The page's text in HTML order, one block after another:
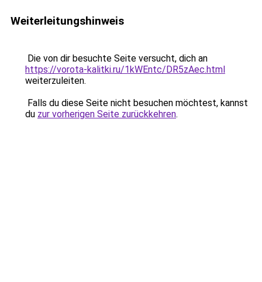
Weiterleitungshinweis
Die von dir besuchte Seite versucht, dich an
https://vorota-kalitki.ru/1kWEntc/DR5zAec.html
weiterzuleiten.
Falls du diese Seite nicht besuchen möchtest, kannst
du zur vorherigen Seite zurückkehren.